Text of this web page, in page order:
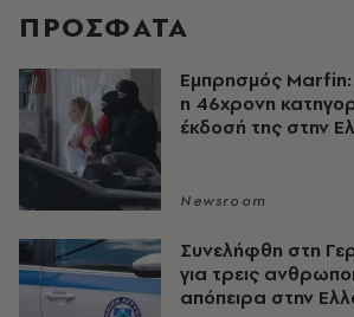
ΠΡΟΣΦΑΤΑ
Εμπρησμός Marfin:
η 46χρονη
έκδοσή της στην
Newsroom
Συνελήφθη στη
για τρεις
απόπειρα στην